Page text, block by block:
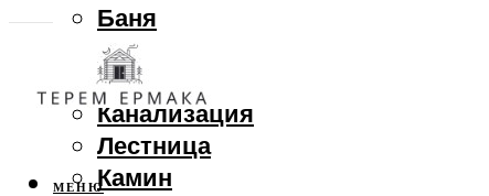
Баня
Веранда
Забор
Канализация
Лестница
Камин
МЕНЮ